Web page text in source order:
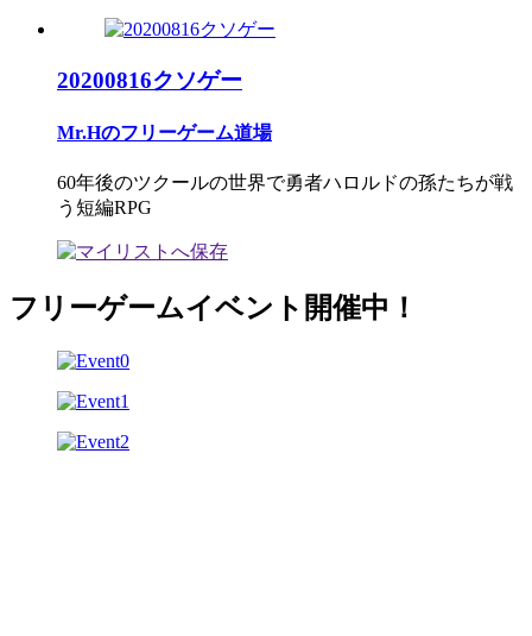
20200816クソゲー
Mr.Hのフリーゲーム道場
60年後のツクールの世界で勇者ハロルドの孫たちが戦
う短編RPG
フリーゲームイベント開催中！